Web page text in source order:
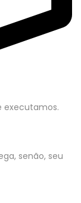
executamos.
senão, seu